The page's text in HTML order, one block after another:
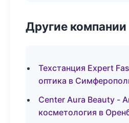
Другие компании
Техстанция Expert
оптика в
Center Aura Beauty -
косметология в